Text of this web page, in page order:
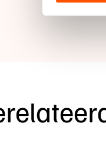
adequaat
Volg